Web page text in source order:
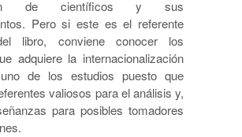
de científicos y sus
Pero si este es el referente
libro, conviene conocer los
adquiere la internacionalización
de los estudios puesto que
valiosos para el análisis y,
para posibles tomadores